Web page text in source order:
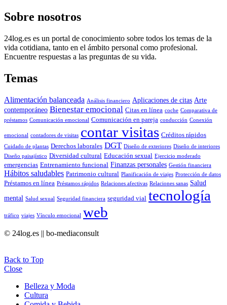
Sobre nosotros
24log.es es un portal de conocimiento sobre todos los temas de la
vida cotidiana, tanto en el ámbito personal como profesional.
Encuentre respuestas a las preguntas de su vida.
Temas
Alimentación balanceada Análisis financiero Aplicaciones de citas Arte
contemporáneo Bienestar emocional Citas en línea coche Comparativa de
préstamos Comunicación emocional Comunicación en pareja conducción Conexión
emocional contadores de visitas contar visitas Créditos rápidos
Cuidado de plantas Derechos laborales DGT Diseño de exteriores Diseño de interiores
Diseño paisajístico Diversidad cultural Educación sexual Ejercicio moderado
emergencias Entrenamiento funcional Finanzas personales Gestión financiera
Hábitos saludables Patrimonio cultural Planificación de viajes Protección de datos
Préstamos en línea Préstamos rápidos Relaciones afectivas Relaciones sanas Salud
mental Salud sexual Seguridad financiera seguridad vial tecnología
tráfico viajes Vínculo emocional web
© 24log.es || bo-mediaconsult
Back to Top
Close
Belleza y Moda
Cultura